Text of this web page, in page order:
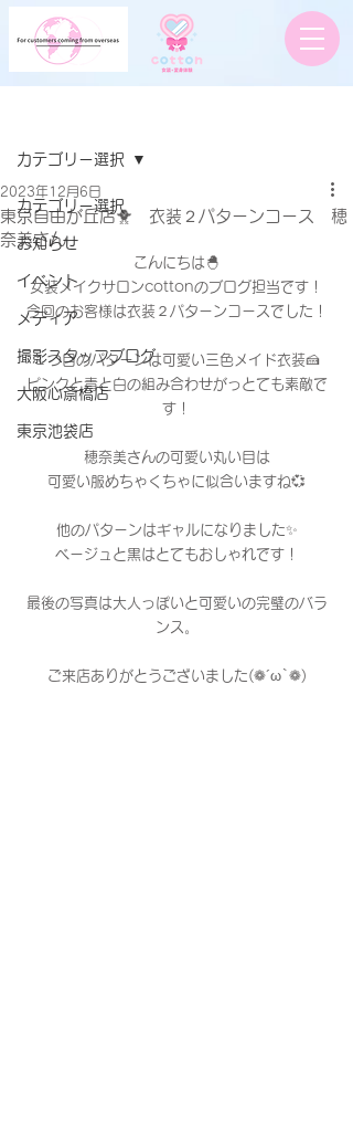
カテゴリー選択
お知らせ
イベント
メディア
撮影スタッフブログ
大阪心斎橋店
東京池袋店
カテゴリー選択
東京自由が丘店🐥 衣装２パターンコース 穂
奈美さん
2023年12月6日
こんにちは🐣
女装メイクサロンcottonのブログ担当です！
今回のお客様は衣装２パターンコースでした！
１つ目のパターンは可愛い三色メイド衣装🍰
ピンクと青と白の組み合わせがっとても素敵で
す！
穂奈美さんの可愛い丸い目は
可愛い服めちゃくちゃに似合いますね💞
他のパターンはギャルになりました✨
ベージュと黒はとてもおしゃれです！
最後の写真は大人っぽいと可愛いの完璧のバラ
ンス。
ご来店ありがとうございました(❁´ω`❁)